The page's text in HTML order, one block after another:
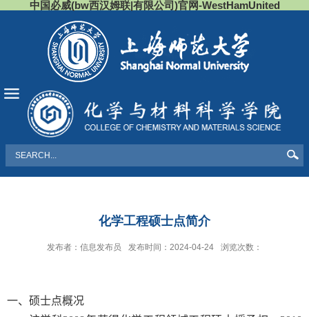
中国必威(bw西汉姆联|有限公司)官网-WestHamUnited
化学工程硕士点简介
发布者：信息发布员 发布时间：2024-04-24 浏览次数：
一、硕士点概况